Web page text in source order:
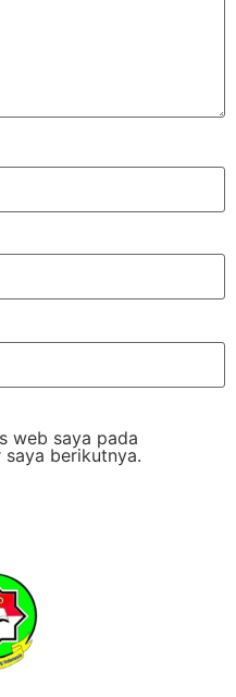
web saya pada
berikutnya.